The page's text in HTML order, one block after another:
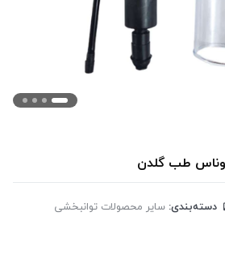
طب گلدن
دسته‌بندی: سایر محصولات توانبخشی